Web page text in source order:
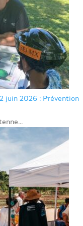
juin 2026 : Prévention